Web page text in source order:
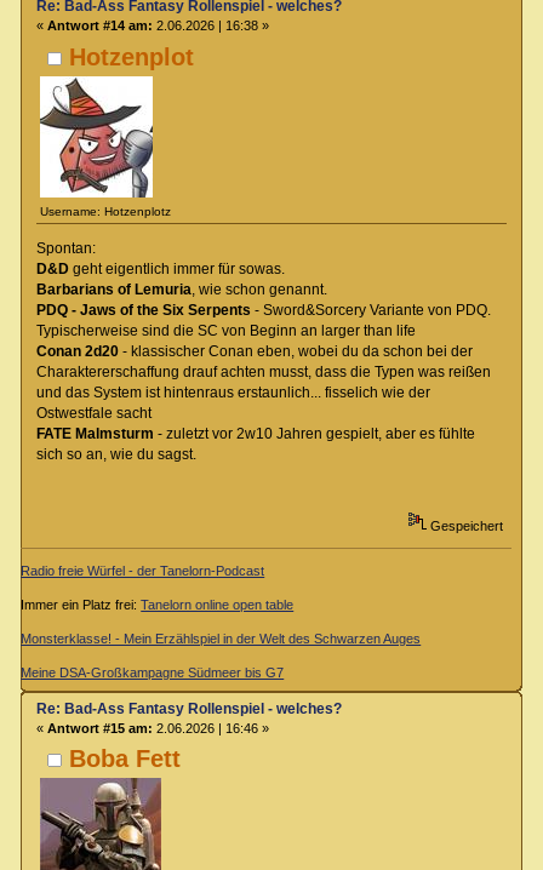
Hotzenplot
Username: Hotzenplotz
Re: Bad-Ass Fantasy Rollenspiel - welches?
« Antwort #14 am: 2.06.2026 | 16:38 »
Spontan:
D&Dgeht eigentlich immer für sowas.
Barbarians of Lemuria, wie schon genannt.
PDQ - Jaws of the Six Serpents - Sword&Sorcery Variante von PDQ.
Typischerweise sind die SC von Beginn an larger than life
Conan 2d20- klassischer Conan eben, wobei du da schon bei der
Charaktererschaffung drauf achten musst, dass die Typen was reißen
und das System ist hintenraus erstaunlich... fisselich wie der
Ostwestfale sacht
FATE Malmsturm - zuletzt vor 2w10 Jahren gespielt, aber es fühlte
sich so an, wie du sagst.
Gespeichert
Radio freie Würfel - der Tanelorn-Podcast
Immer ein Platz frei:Tanelorn online open table
Monsterklasse! - Mein Erzählspiel in der Welt des Schwarzen Auges
Meine DSA-Großkampagne Südmeer bis G7
Boba Fett
Re: Bad-Ass Fantasy Rollenspiel - welches?
« Antwort #15 am: 2.06.2026 | 16:46 »